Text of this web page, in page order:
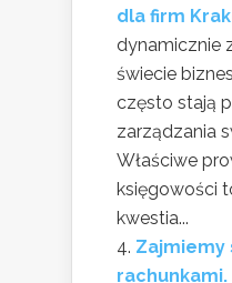
dla firm
dynamicznie
świecie
często stają
zarządzania
Właściwe
księgowości
kwestia...
Zajmiemy
rachunkami.